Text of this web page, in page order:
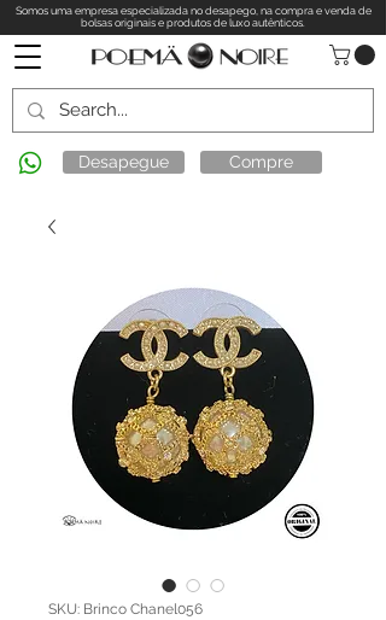
Somos uma empresa especializada no desapego, na compra e venda de
bolsas originais e produtos de luxo autênticos.
Desapegue Compre
SKU: Brinco Chanel056